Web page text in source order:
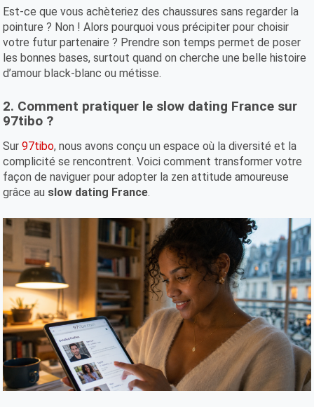
Est-ce que vous achèteriez des chaussures sans regarder la
pointure ? Non ! Alors pourquoi vous précipiter pour choisir
votre futur partenaire ? Prendre son temps permet de poser
les bonnes bases, surtout quand on cherche une belle histoire
d’amour black-blanc ou métisse.
2. Comment pratiquer le slow dating France sur
97tibo ?
Sur97tibo, nous avons conçu un espace où la diversité et la
complicité se rencontrent. Voici comment transformer votre
façon de naviguer pour adopter la zen attitude amoureuse
grâce au slow dating France.